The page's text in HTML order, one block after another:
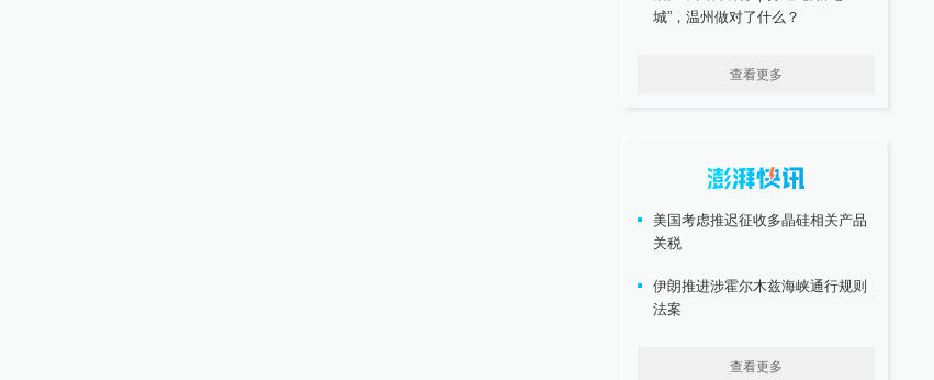
城”，温州做对了什么？
查看更多
美国考虑推迟征收多晶硅相关产品
关税
伊朗推进涉霍尔木兹海峡通行规则
法案
查看更多